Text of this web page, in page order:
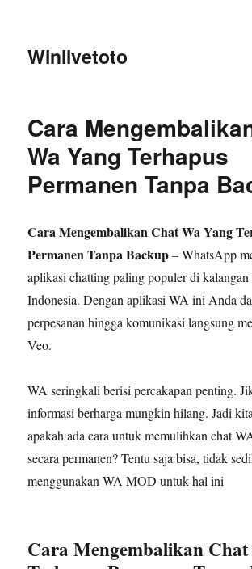
Winlivetoto
Cara
Wa Yang Terhapus
Permanen Tanpa
Cara Mengembalikan Chat Wa Yang
Permanen Tanpa Backup– WhatsApp
aplikasi chatting paling populer di kalangan
Indonesia. Dengan aplikasi WA ini Anda
perpesanan hingga komunikasi langsung
Veo.
WA seringkali berisi percakapan penting.
informasi berharga mungkin hilang. Jadi
apakah ada cara untuk memulihkan chat
secara permanen? Tentu saja bisa, tidak
menggunakan WA MOD untuk hal ini
Cara Mengembalikan